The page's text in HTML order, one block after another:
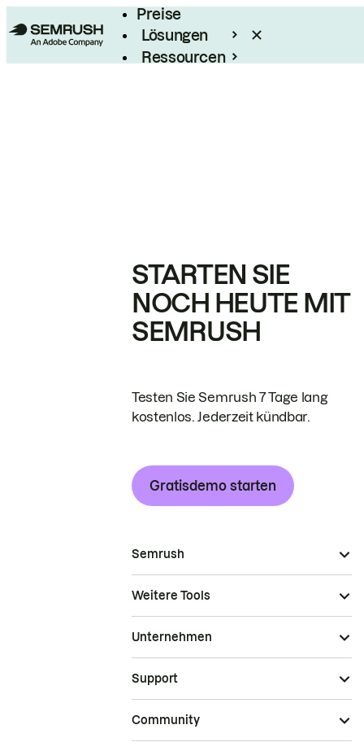
Preise
Lösungen
Ressourcen
STARTEN SIE
NOCH HEUTE MIT
SEMRUSH
Testen Sie Semrush 7 Tage lang
kostenlos. Jederzeit kündbar.
Gratisdemo starten
Semrush
Weitere Tools
Unternehmen
Support
Community